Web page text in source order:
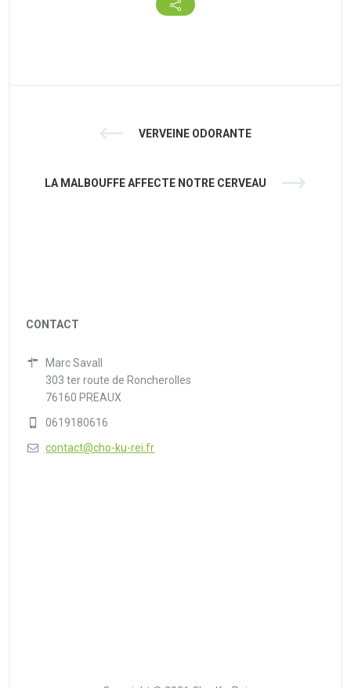
VERVEINE ODORANTE
LA MALBOUFFE AFFECTE NOTRE CERVEAU
CONTACT
Marc Savall
303 ter route de Roncherolles
76160 PREAUX
0619180616
contact@cho-ku-rei.fr